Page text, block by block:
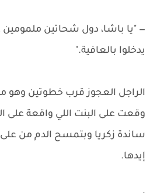
— "يا باشا، دول شحاتين ملمومين
يدخلوا بالعافية."
الراجل العجوز قرب خطوتين
وقعت على البنت اللي واقعة على
ساندة زكريا وبتمسح الدم من
إيدها.